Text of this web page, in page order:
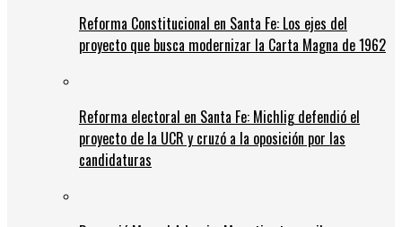
Reforma Constitucional en Santa Fe: Los ejes del
proyecto que busca modernizar la Carta Magna de 1962
Reforma electoral en Santa Fe: Michlig defendió el
proyecto de la UCR y cruzó a la oposición por las
candidaturas